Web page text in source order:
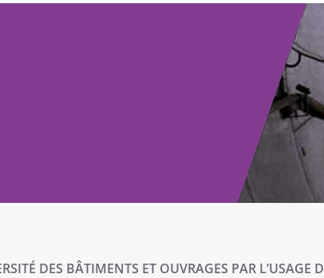
DES BÂTIMENTS ET OUVRAGES PAR L’USAGE